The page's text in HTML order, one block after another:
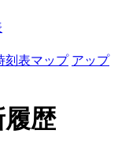
刻表マップ アップ
歴